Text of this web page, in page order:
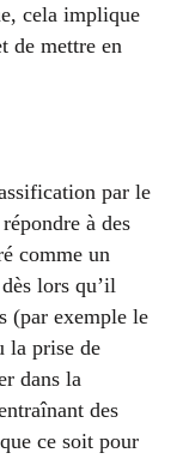
cela implique
de mettre en
par le
à des
comme un
lors qu’il
(par exemple le
la prise de
dans la
des
ce soit pour